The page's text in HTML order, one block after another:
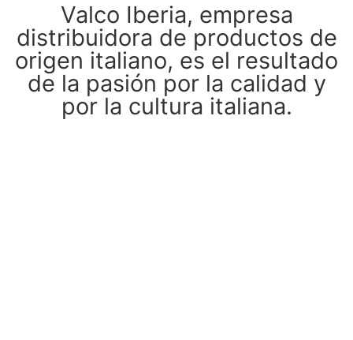
Valco Iberia, empresa
distribuidora de productos de
origen italiano, es el resultado
de la pasión por la calidad y
por la cultura italiana.